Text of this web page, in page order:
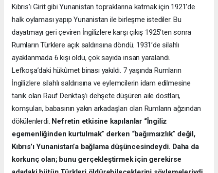
Kıbrıs’ı Girit gibi Yunanistan topraklarına katmak için 1921’de
halk oylaması yapıp Yunanistan ile birleşme istediler. Bu
dayatmayı geri çeviren İngilizlere karşı çıkış 1925’ten sonra
Rumların Türklere açık saldırısına döndü. 1931’de silahlı
ayaklanmada 6 kişi öldü, çok sayıda insan yaralandı.
Lefkoşa’daki hükûmet binası yakıldı. 7 yaşında Rumların
İngilizlere silahlı saldırısına ve eylemcilerin idam edilmesine
tanık olan Rauf Denktaş’ı dehşete düşüren aile dostları,
komşuları, babasının yakın arkadaşları olan Rumların ağzından
dökülenlerdi. Nefretin etkisine kapılanlar “İngiliz
egemenliğinden kurtulmak” derken “bağımsızlık” değil,
Kıbrıs’ı Yunanistan’a bağlama düşüncesindeydi. Daha da
korkunç olan; bunu gerçekleştirmek için gerekirse